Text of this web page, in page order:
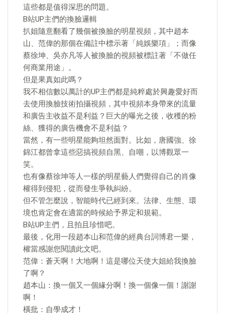
這些都是值得深思的問題。
B站UP主們的換臉邏輯
扒姐隨意翻看了幾個被換臉的明星視頻，其中趙本
山、范偉的那個在備註中標示著「純娛樂項」；而像
蔡徐坤、吳亦凡等人被換臉的視頻被標註著「不做任
何商業用途」。
但是果真如此嗎？
我不相信數以萬計的UP主們都是純粹處於興趣愛好而
去使用換臉技術拍攝視頻，其中視頻本身帶來的流量
和廣告主收益不是利益？巨大的曝光之後，收穫的粉
絲、獲得的廣告機會不是利益？
當然，有一些明星能夠坦然面對。比如，唐國強、徐
錦江都曾拿這些惡搞視頻自黑、自嘲，以博觀眾一
笑。
也有像蔡徐坤等人一樣的明星藝人們覺得自己的肖像
權得到侵犯，從而發生爭執糾紛。
但不管怎麼說，智能時代已經到來。法律、生態、環
境也肯定會在適當的時候給予界定和規範。
B站UP主們，且拍且珍惜吧。
最後，化用一段趙本山和范偉的經典台詞博君一樂，
權當感謝您閱讀此文吧。
范偉：蒼天啊！大地啊！這是哪位天使大姐給我換臉
了啊？
趙本山：換一個又一個緣分啊！換一個像一個！謝謝
啊！
橫批：自學成才！